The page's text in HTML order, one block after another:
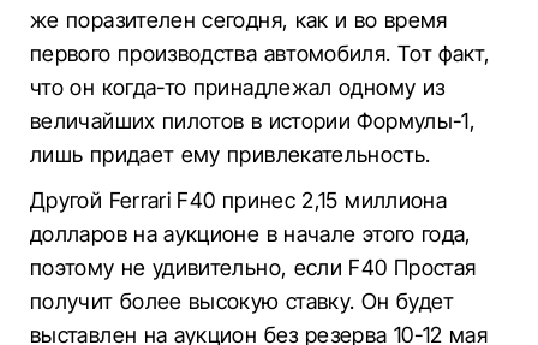
же поразителен сегодня, как и во время
первого производства автомобиля. Тот факт,
что он когда-то принадлежал одному из
величайших пилотов в истории Формулы-1,
лишь придает ему привлекательность.
Другой Ferrari F40 принес 2,15 миллиона
долларов на аукционе в начале этого года,
поэтому не удивительно, если F40 Простая
получит более высокую ставку. Он будет
выставлен на аукцион без резерва 10-12 мая